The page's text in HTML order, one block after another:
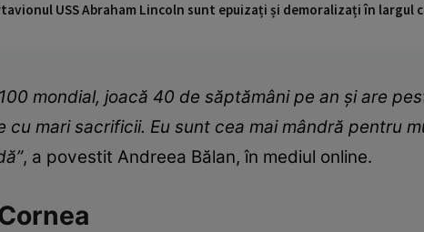
USS Abraham Lincoln sunt epuizați și demoralizați în
mondial, joacă 40 de săptămâni pe an și are
cu mari sacrificii. Eu sunt cea mai mândră pentru
, a povestit Andreea Bălan, în mediul online.